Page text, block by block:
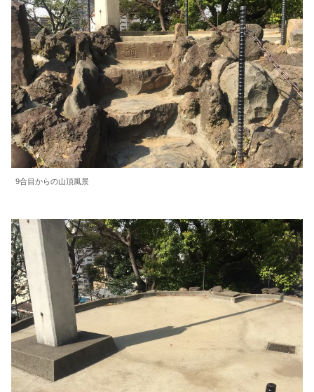
9合目からの山頂風景